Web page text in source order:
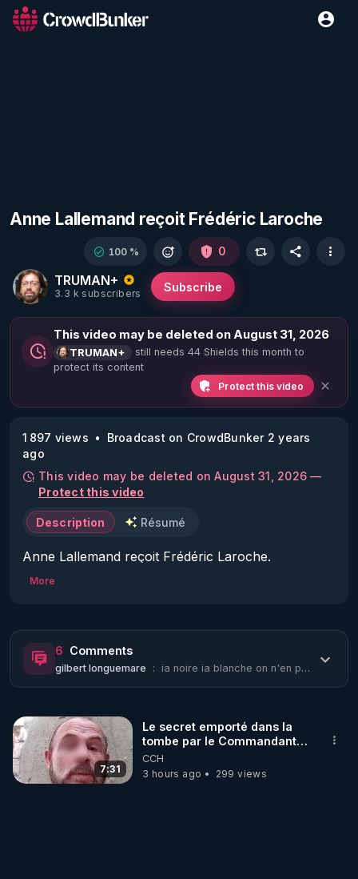
Anne Lallemand reçoit Frédéric Laroche
TRUMAN+
3.3 k subscribers
Subscribe
100 % 0
This video may be deleted on August 31, 2026
TRUMAN+
still needs 44 Shields this month to
protect its content
Protect this video
1 897 views
Broadcast on CrowdBunker 2 years
ago
This video may be deleted on August 31, 2026 —
Protect this video
Description Résumé
https://www.reportercitoyen.be/post/interview-
More
6 Comments
gilbert longuemare : ia noire ia blanche on n'en parle pas ?
7:31
Le secret emporté dans la
tombe par le Commandant
Cousteau le 25 juin 1997
CCH
3 hours ago
299 views